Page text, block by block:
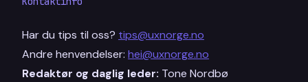
Har du tips til oss? tips@uxnorge.no
Andre henvendelser: hei@uxnorge.no
Redaktør og daglig leder: Tone Nordbø